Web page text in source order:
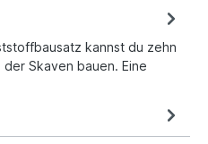
kannst du zehn
Skaven bauen. Eine